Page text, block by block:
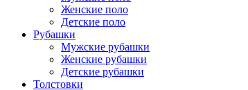
Женские поло
Детские поло
Рубашки
Мужские рубашки
Женские рубашки
Детские рубашки
Толстовки